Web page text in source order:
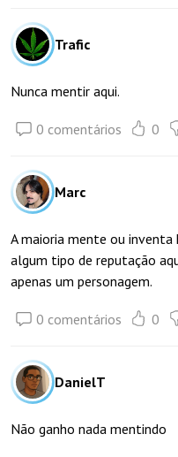
Trafic
Nunca mentir aqui.
0 comentários 0
Marc
A maioria mente ou
algum tipo de reputação
apenas um personagem.
0 comentários 0
DanielT
Não ganho nada mentindo